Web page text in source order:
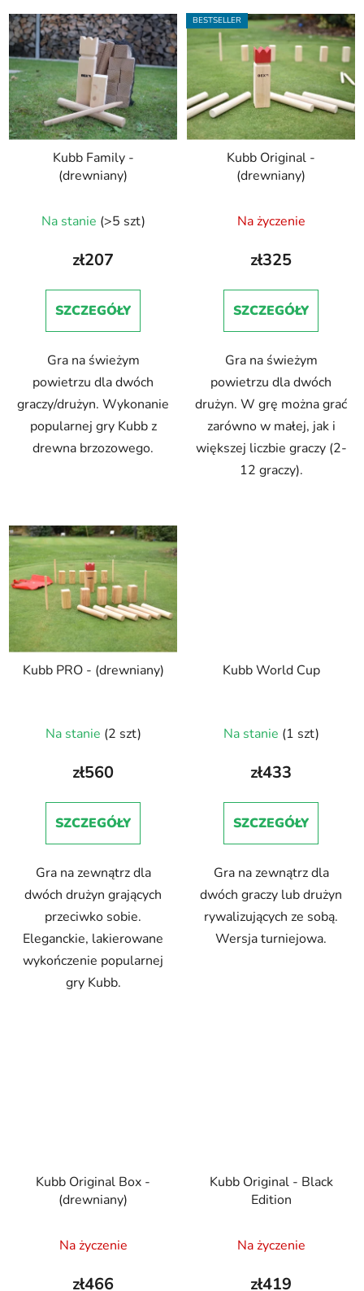
a
n
i
e
p
r
o
L
i
s
t
a
p
r
Kubb Family -
(drewniany)
Na stanie (>5 szt)
zł207
SZCZEGÓŁY
Gra na świeżym
powietrzu dla dwóch
graczy/drużyn. Wykonanie
popularnej gry Kubb z
drewna brzozowego.
BESTSELLER
Kubb Original -
(drewniany)
Na życzenie
zł325
SZCZEGÓŁY
Gra na świeżym
powietrzu dla dwóch
drużyn. W grę można grać
zarówno w małej, jak i
większej liczbie graczy (2-
12 graczy).
Kubb PRO - (drewniany)
Na stanie (2 szt)
zł560
SZCZEGÓŁY
Gra na zewnątrz dla
dwóch drużyn grających
przeciwko sobie.
Eleganckie, lakierowane
wykończenie popularnej
gry Kubb.
Kubb World Cup
Na stanie (1 szt)
zł433
SZCZEGÓŁY
Gra na zewnątrz dla
dwóch graczy lub drużyn
rywalizujących ze sobą.
Wersja turniejowa.
Kubb Original Box -
(drewniany)
Na życzenie
zł466
Kubb Original - Black
Edition
Na życzenie
zł419